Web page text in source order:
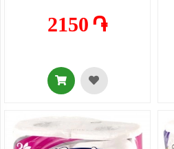
2150 ֏